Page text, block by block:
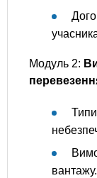
Модуль 2:
Типи
вантажу.